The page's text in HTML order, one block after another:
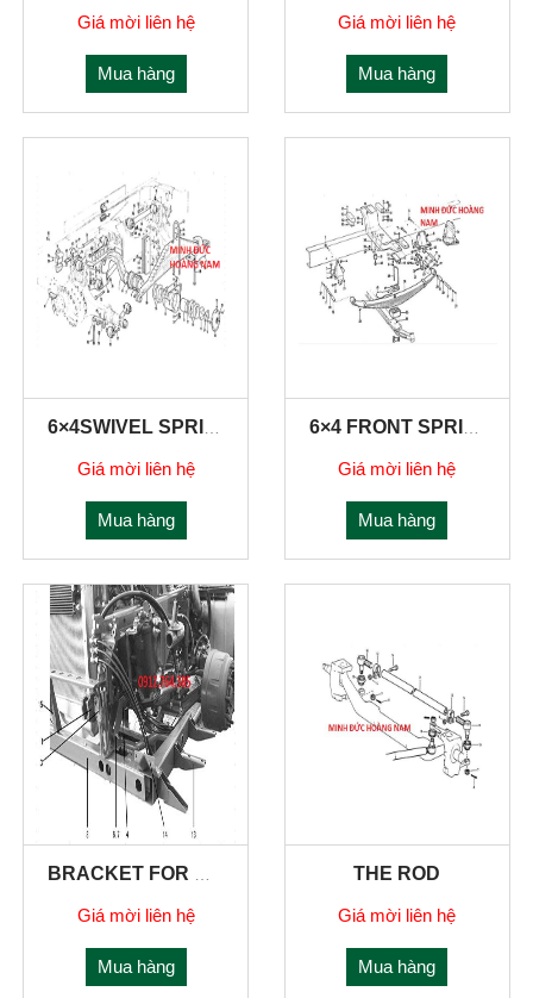
Giá mời liên hệ
Mua hàng
Giá mời liên hệ
Mua hàng
6×4SWIVEL SPRING AND SUSPENSION
Giá mời liên hệ
Mua hàng
6×4 FRONT SPRING
Giá mời liên hệ
Mua hàng
BRACKET FOR BUMPER,TOWING HOOK FRONT
Giá mời liên hệ
Mua hàng
THE ROD
Giá mời liên hệ
Mua hàng